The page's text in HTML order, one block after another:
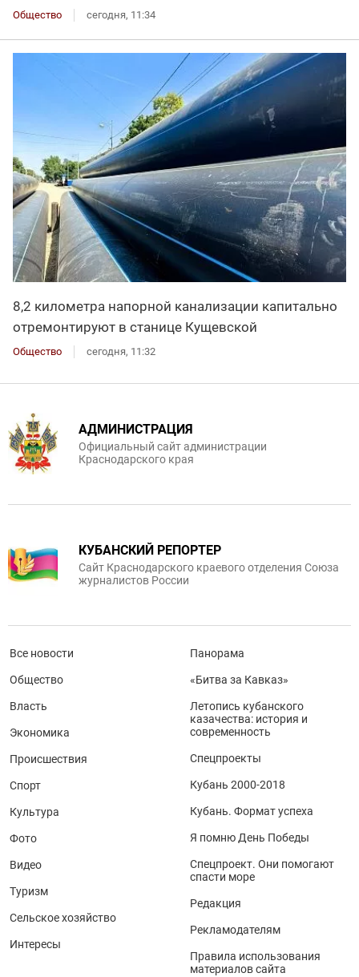
Общество сегодня, 11:34
8,2 километра напорной канализации капитально
отремонтируют в станице Кущевской
Общество сегодня, 11:32
АДМИНИСТРАЦИЯ
Официальный сайт администрации
Краснодарского края
КУБАНСКИЙ РЕПОРТЕР
Сайт Краснодарского краевого отделения Союза
журналистов России
Все новости
Общество
Власть
Экономика
Происшествия
Спорт
Культура
Фото
Видео
Туризм
Сельское хозяйство
Интересы
Панорама
«Битва за Кавказ»
Летопись кубанского
казачества: история и
современность
Спецпроекты
Кубань 2000-2018
Кубань. Формат успеха
Я помню День Победы
Спецпроект. Они помогают
спасти море
Редакция
Рекламодателям
Правила использования
материалов сайта